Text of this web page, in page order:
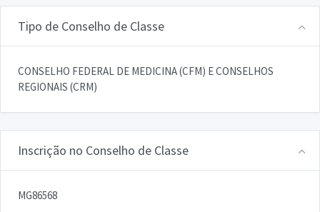
Tipo de Conselho de Classe
CONSELHO FEDERAL DE MEDICINA (CFM) E CONSELHOS
REGIONAIS (CRM)
Inscrição no Conselho de Classe
MG86568